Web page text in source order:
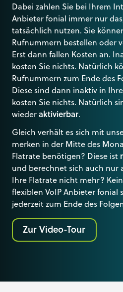
Dabei zahlen Sie bei Ihrem
Anbieter fonial immer nur
tatsächlich nutzen. Sie
Rufnummern bestellen oder
Erst dann fallen Kosten an.
kosten Sie nichts. Natürlich
Rufnummern zum Ende des
Diese sind dann inaktiv in
kosten Sie nichts. Natürlich
wieder aktivierbar.
Gleich verhält es sich mit
merken in der Mitte des
Flatrate benötigen? Diese ist
und berechnet sich auch nur
Ihre Flatrate nicht mehr?
flexiblen VoIP Anbieter fonial
jederzeit zum Ende des
Zur Video-Tour